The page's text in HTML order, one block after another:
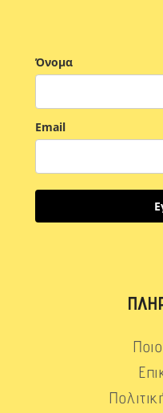
Όνομα
Email